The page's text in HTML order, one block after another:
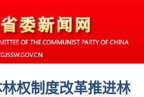
权制度改革推进林